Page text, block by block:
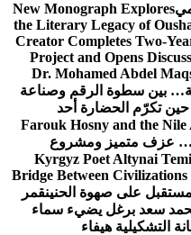
New Monograph Explores
the Literary Legacy of
Creator Completes Two-
Project and Opens
Dr. Mohamed Abdel
بين سطوة الرقم وصناعة
تكرّم الحضارة أحد
Farouk Hosny and the
عزف متميز ومشروع
Kyrgyz Poet Altynai
Bridge Between
على صهوة الحنينقمر
محمد سعد برغل يضيء سماء
التشكيلية هيفاء